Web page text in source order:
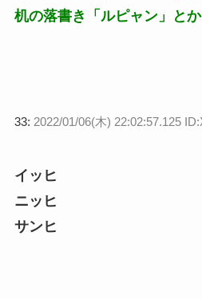
机の落書き「ルピャン」とか
33: 2022/01/06(木) 22:02:57.125
イッヒ
ニッヒ
サンヒ